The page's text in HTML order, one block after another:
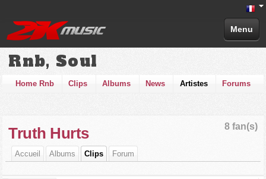
Menu
Rnb, Soul
Home Rnb Clips Albums News Artistes Forums
8 fan(s)
Truth Hurts
Accueil Albums Clips Forum